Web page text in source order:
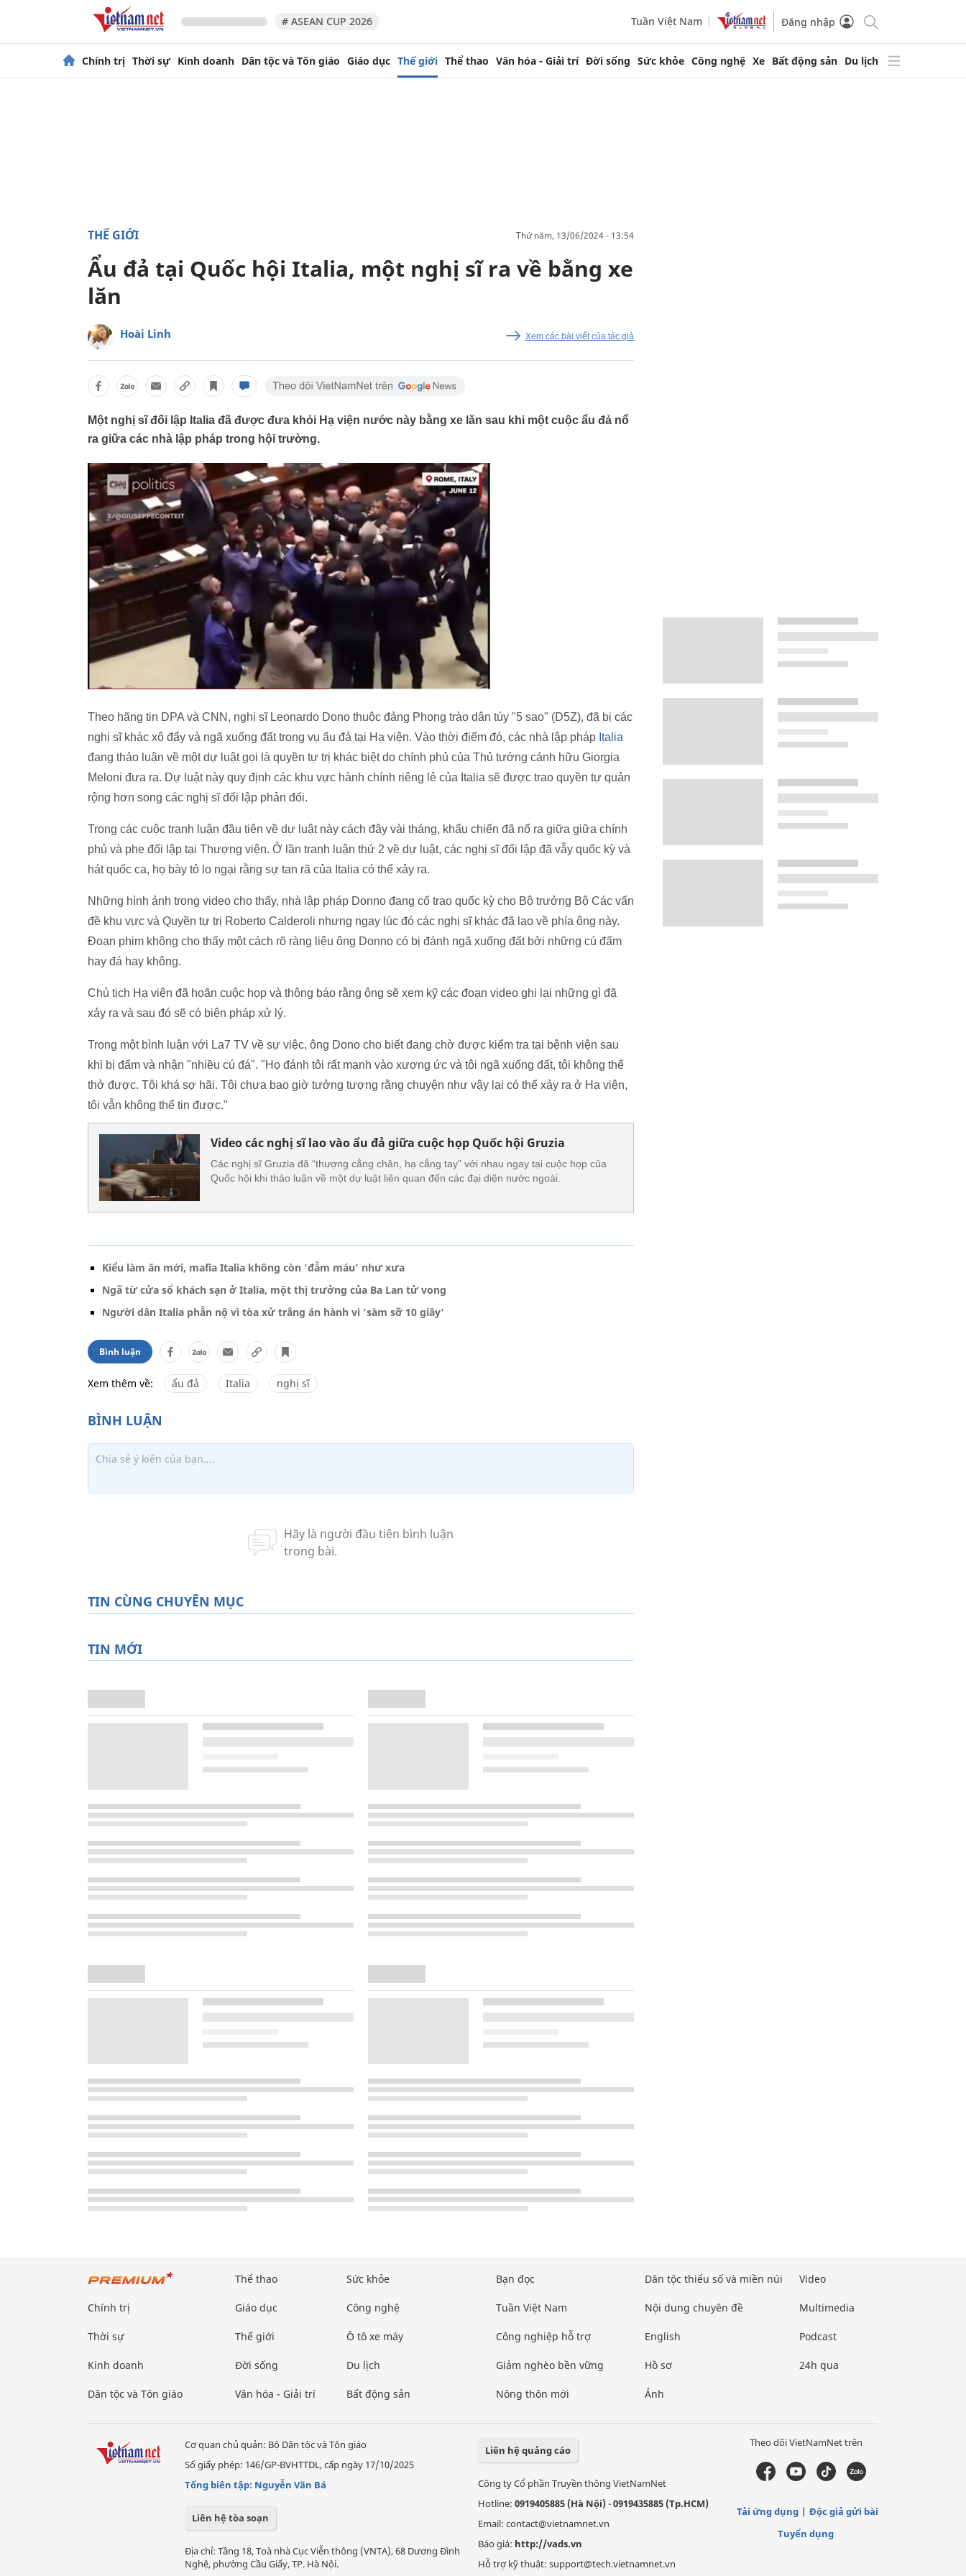
# ASEAN CUP 2026 Tuần Việt Nam Đăng nhập
Chính trị Thời sự Kinh doanh Dân tộc và Tôn giáo Giáo dục Thế giới Thể thao Văn hóa - Giải trí Đời sống Sức khỏe Công nghệ Xe Bất động sản Du lịch
THẾ GIỚI thứ năm, 13/06/2024 - 13:54
Ẩu đả tại Quốc hội Italia, một nghị sĩ ra về bằng xe
lăn
Hoài Linh Xem các bài viết của tác giả
Một nghị sĩ đối lập Italia đã được đưa khỏi Hạ viện nước này bằng xe lăn sau khi một cuộc ẩu đả nổ
ra giữa các nhà lập pháp trong hội trường.
Theo hãng tin DPA và CNN, nghị sĩ Leonardo Dono thuộc đảng Phong trào dân túy "5 sao" (D5Z), đã bị các
nghị sĩ khác xô đẩy và ngã xuống đất trong vụ ẩu đả tại Hạ viện. Vào thời điểm đó, các nhà lập pháp Italia
đang thảo luận về một dự luật gọi là quyền tự trị khác biệt do chính phủ của Thủ tướng cánh hữu Giorgia
Meloni đưa ra. Dự luật này quy định các khu vực hành chính riêng lẻ của Italia sẽ được trao quyền tự quản
rộng hơn song các nghị sĩ đối lập phản đối.
Trong các cuộc tranh luận đầu tiên về dự luật này cách đây vài tháng, khẩu chiến đã nổ ra giữa giữa chính
phủ và phe đối lập tại Thượng viện. Ở lần tranh luận thứ 2 về dự luật, các nghị sĩ đối lập đã vẫy quốc kỳ và
hát quốc ca, họ bày tỏ lo ngại rằng sự tan rã của Italia có thể xảy ra.
Những hình ảnh trong video cho thấy, nhà lập pháp Donno đang cố trao quốc kỳ cho Bộ trưởng Bộ Các vấn
đề khu vực và Quyền tự trị Roberto Calderoli nhưng ngay lúc đó các nghị sĩ khác đã lao về phía ông này.
Đoạn phim không cho thấy một cách rõ ràng liệu ông Donno có bị đánh ngã xuống đất bởi những cú đấm
hay đá hay không.
Chủ tịch Hạ viện đã hoãn cuộc họp và thông báo rằng ông sẽ xem kỹ các đoạn video ghi lại những gì đã
xảy ra và sau đó sẽ có biện pháp xử lý.
Trong một bình luận với La7 TV về sự việc, ông Dono cho biết đang chờ được kiểm tra tại bệnh viện sau
khi bị đấm và nhận "nhiều cú đá". "Họ đánh tôi rất mạnh vào xương ức và tôi ngã xuống đất, tôi không thể
thở được. Tôi khá sợ hãi. Tôi chưa bao giờ tưởng tượng rằng chuyện như vậy lại có thể xảy ra ở Hạ viện,
tôi vẫn không thể tin được."
Video các nghị sĩ lao vào ẩu đả giữa cuộc họp Quốc hội Gruzia
Các nghị sĩ Gruzia đã “thượng cẳng chân, hạ cẳng tay” với nhau ngay tại cuộc họp của
Quốc hội khi thảo luận về một dự luật liên quan đến các đại diện nước ngoài.
Kiểu làm ăn mới, mafia Italia không còn 'đẫm máu' như xưa
Ngã từ cửa sổ khách sạn ở Italia, một thị trưởng của Ba Lan tử vong
Người dân Italia phẫn nộ vì tòa xử trắng án hành vi 'sàm sỡ 10 giây'
Bình luận
Xem thêm về: ẩu đả Italia nghị sĩ
TIN CÙNG CHUYÊN MỤC
TIN MỚI
Chính trị
Thời sự
Kinh doanh
Dân tộc và Tôn giáo
Thể thao
Giáo dục
Thế giới
Đời sống
Văn hóa - Giải trí
Sức khỏe
Công nghệ
Ô tô xe máy
Du lịch
Bất động sản
Bạn đọc
Tuần Việt Nam
Công nghiệp hỗ trợ
Giảm nghèo bền vững
Nông thôn mới
Dân tộc thiểu số và miền núi
Nội dung chuyên đề
English
Hồ sơ
Ảnh
Video
Multimedia
Podcast
24h qua
Cơ quan chủ quản: Bộ Dân tộc và Tôn giáo
Số giấy phép: 146/GP-BVHTTDL, cấp ngày 17/10/2025
Tổng biên tập: Nguyễn Văn Bá
Liên hệ tòa soạn
Địa chỉ: Tầng 18, Toà nhà Cục Viễn thông (VNTA), 68 Dương Đình
Nghệ, phường Cầu Giấy, TP. Hà Nội.
Liên hệ quảng cáo
Công ty Cổ phần Truyền thông VietNamNet
Hotline: 0919405885 (Hà Nội)-0919435885 (Tp.HCM)
Email: contact@vietnamnet.vn
Báo giá: http://vads.vn
Hỗ trợ kỹ thuật: support@tech.vietnamnet.vn
Theo dõi VietNamNet trên
Tải ứng dụng
Độc giả gửi bài
Tuyển dụng